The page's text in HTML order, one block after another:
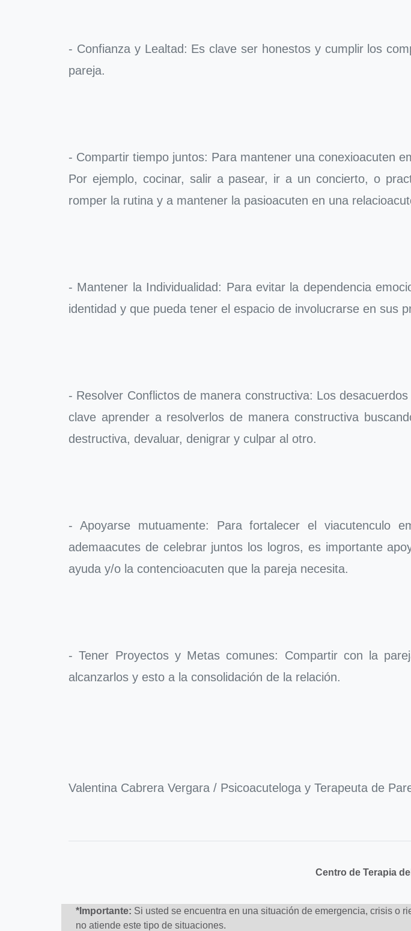
- Confianza y Lealtad: Es clave ser honestos y cumplir los
pareja.
- Compartir tiempo juntos: Para mantener una conexioacuten
Por ejemplo, cocinar, salir a pasear, ir a un concierto, o
romper la rutina y a mantener la pasioacuten en una
- Mantener la Individualidad: Para evitar la dependencia
identidad y que pueda tener el espacio de involucrarse en sus
- Resolver Conflictos de manera constructiva: Los
clave aprender a resolverlos de manera constructiva
destructiva, devaluar, denigrar y culpar al otro.
- Apoyarse mutuamente: Para fortalecer el viacutenculo
ademaacutes de celebrar juntos los logros, es importante
ayuda y/o la contencioacuten que la pareja necesita.
- Tener Proyectos y Metas comunes: Compartir con la
alcanzarlos y esto a la consolidación de la relación.
Valentina Cabrera Vergara / Psicoacuteloga y Terapeuta de
Centro de Terapia
*Importante: Si usted se encuentra en una situación de emergencia, crisis o
no atiende este tipo de situaciones.